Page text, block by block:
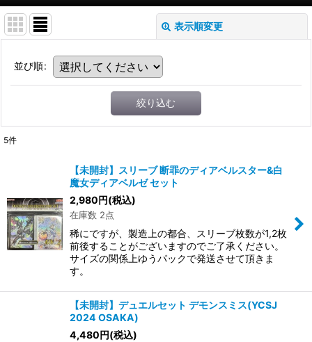
表示順変更
並び順:
絞り込む
5件
【未開封】スリーブ 断罪のディアベルスター&白
魔女ディアベルゼ セット
2,980円(税込)
在庫数 2点
稀にですが、製造上の都合、スリーブ枚数が1,2枚
前後することがございますのでご了承ください。
サイズの関係上ゆうパックで発送させて頂きま
す。
【未開封】デュエルセット デモンスミス(YCSJ
2024 OSAKA)
4,480円(税込)